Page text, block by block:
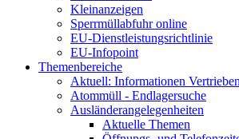
Kleinanzeigen
Sperrmüllabfuhr online
EU-Dienstleistungsrichtlinie
EU-Infopoint
Themenbereiche
Aktuell: Informationen
Atommüll - Endlagersuche
Ausländerangelegenheiten
Aktuelle Themen